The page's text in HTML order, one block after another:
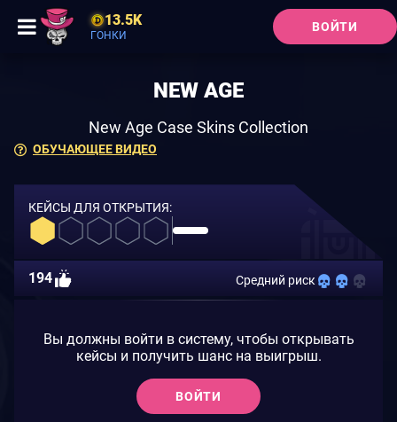
13.5K
ГОНКИ
ВОЙТИ
ОБУЧАЮЩЕЕ ВИДЕО
NEW AGE
New Age Case Skins Collection
КЕЙСЫ ДЛЯ ОТКРЫТИЯ:
194 Средний риск
Вы должны войти в систему, чтобы открывать
кейсы и получить шанс на выигрыш.
ВОЙТИ